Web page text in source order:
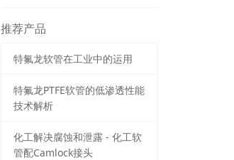
推荐产品
特氟龙软管在工业中的运用
特氟龙PTFE软管的低渗透性能
技术解析
化工解决腐蚀和泄露 - 化工软
管配Camlock接头